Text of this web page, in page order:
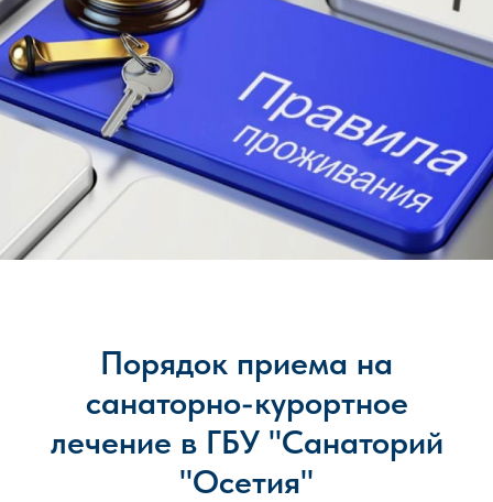
Порядок приема на
санаторно-курортное
лечение в ГБУ "Санаторий
"Осетия"